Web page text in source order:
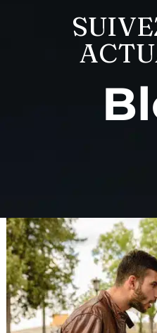
4
clés
pour
surmonter
les
Post
pagination